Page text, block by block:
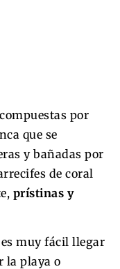
por
que se
y bañadas por
de coral
prístinas y
muy fácil llegar
la playa o